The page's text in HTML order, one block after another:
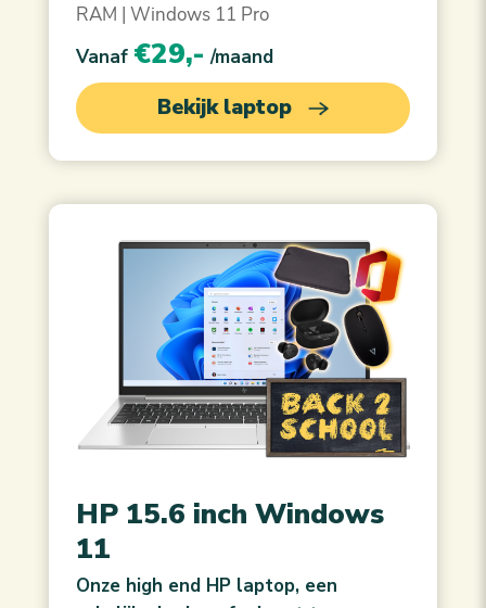
RAM | Windows 11 Pro
Vanaf €29,- /maand
Bekijk laptop
HP 15.6 inch Windows
11
Onze high end HP laptop, een